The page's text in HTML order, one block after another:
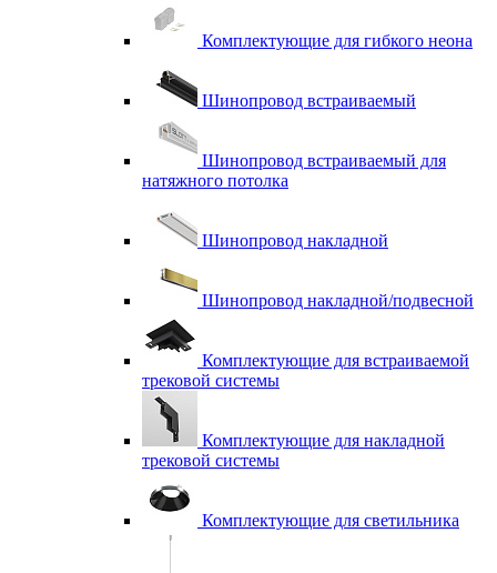
Комплектующие для гибкого неона
Шинопровод встраиваемый
Шинопровод встраиваемый для
натяжного потолка
Шинопровод накладной
Шинопровод накладной/подвесной
Комплектующие для встраиваемой
трековой системы
Комплектующие для накладной
трековой системы
Комплектующие для светильника